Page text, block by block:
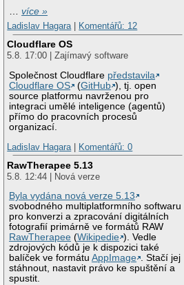
…více »
Ladislav Hagara| Komentářů: 12
Cloudflare OS
5.8. 17:00 | Zajímavý software
Společnost Cloudflare představila
Cloudflare OS
(GitHub ), tj. open
source platformu navrženou pro
integraci umělé inteligence (agentů)
přímo do pracovních procesů
organizací.
Ladislav Hagara| Komentářů: 0
RawTherapee 5.13
5.8. 12:44 | Nová verze
Byla vydána nová verze 5.13
svobodného multiplatformního softwaru
pro konverzi a zpracování digitálních
fotografií primárně ve formátů RAW
RawTherapee (Wikipedie ). Vedle
zdrojových kódů je k dispozici také
balíček ve formátuAppImage . Stačí jej
stáhnout, nastavit právo ke spuštění a
spustit.